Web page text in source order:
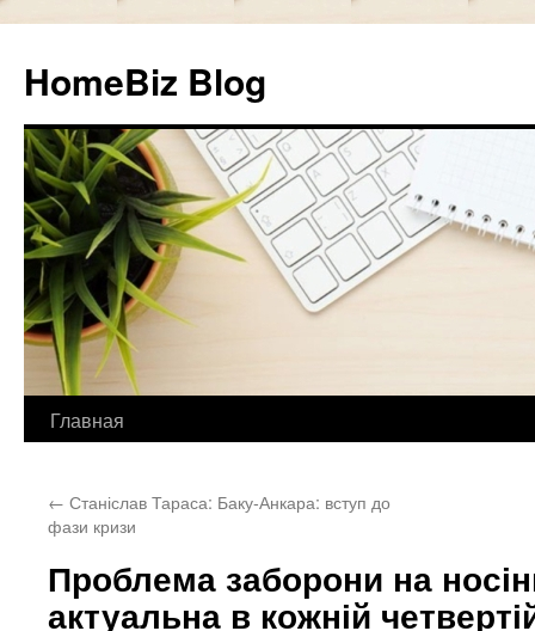
HomeBiz Blog
Skip
content
Главная
← Станіслав Тараса: Баку-Анкара: вступ до
фази кризи
Проблема заборони на
актуальна в кожній